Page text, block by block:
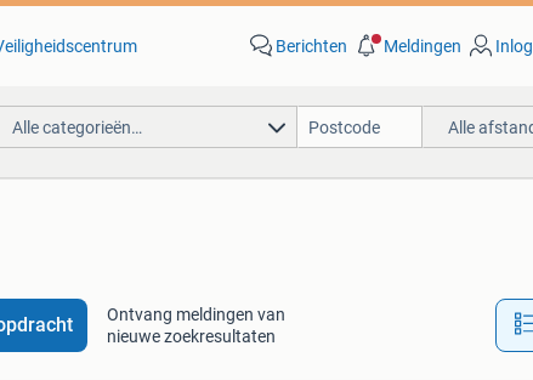
Berichten Meldingen
Alle categorieën… Alle
Ontvang meldingen van
nieuwe zoekresultaten